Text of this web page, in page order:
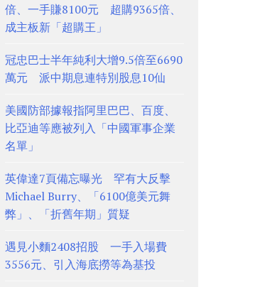
倍、一手賺8100元 超購9365倍、
成主板新「超購王」
冠忠巴士半年純利大增9.5倍至6690
萬元 派中期息連特別股息10仙
美國防部據報指阿里巴巴、百度、
比亞迪等應被列入「中國軍事企業
名單」
英偉達7頁備忘曝光 罕有大反擊
Michael Burry、「6100億美元舞
弊」、「折舊年期」質疑
遇見小麵2408招股 一手入場費
3556元、引入海底撈等為基投